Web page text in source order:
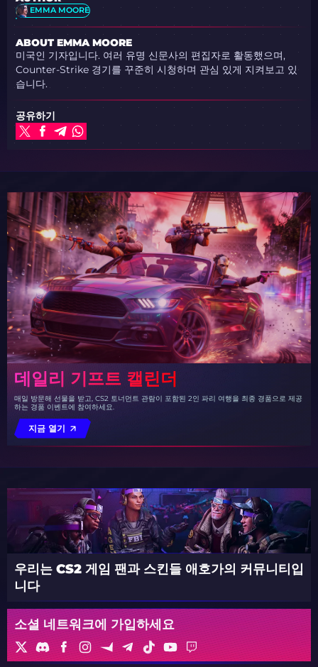
EMMA MOORE
ABOUT EMMA MOORE
미국인 기자입니다. 여러 유명 신문사의 편집자로 활동했으며,
Counter-Strike 경기를 꾸준히 시청하며 관심 있게 지켜보고 있
습니다.
공유하기
데일리 기프트 캘린더
매일 방문해 선물을 받고, CS2 토너먼트 관람이 포함된 2인 파리 여행을 최종 경품으로 제공
하는 경품 이벤트에 참여하세요.
지금 열기
우리는 CS2 게임 팬과 스킨들 애호가의 커뮤니티입
니다
소셜 네트워크에 가입하세요